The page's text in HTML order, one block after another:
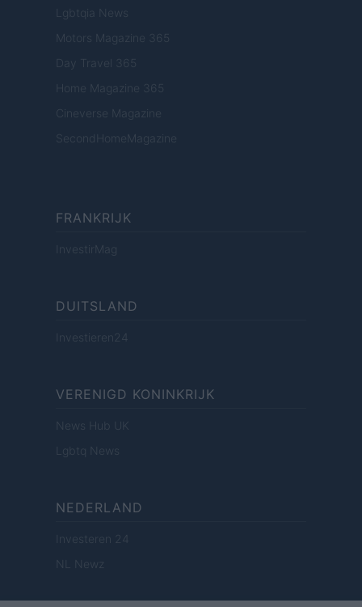
Lgbtqia News
Motors Magazine 365
Day Travel 365
Home Magazine 365
Cineverse Magazine
SecondHomeMagazine
FRANKRIJK
InvestirMag
DUITSLAND
Investieren24
VERENIGD KONINKRIJK
News Hub UK
Lgbtq News
NEDERLAND
Investeren 24
NL Newz